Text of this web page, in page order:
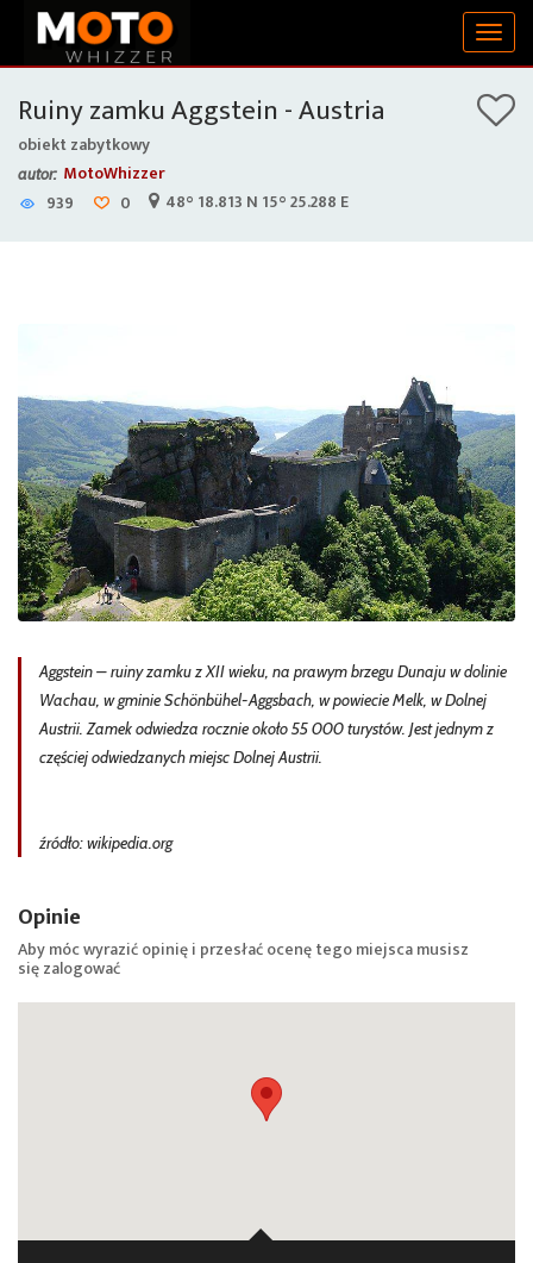
Ruiny zamku Aggstein - Austria
obiekt zabytkowy
autor: MotoWhizzer
939
0 48° 18.813 N 15° 25.288 E
Aggstein – ruiny zamku z XII wieku, na prawym brzegu Dunaju w dolinie
Wachau, w gminie Schönbühel-Aggsbach, w powiecie Melk, w Dolnej
Austrii. Zamek odwiedza rocznie około 55 000 turystów. Jest jednym z
częściej odwiedzanych miejsc Dolnej Austrii.
źródło: wikipedia.org
Opinie
Aby móc wyrazić opinię i przesłać ocenę tego miejsca musisz
sięzalogować